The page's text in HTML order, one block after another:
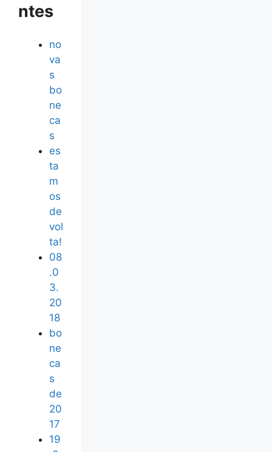
ntes
no
va
s
bo
ne
ca
s
es
ta
m
os
de
vol
ta!
08
.0
3.
20
18
bo
ne
ca
s
de
20
17
19